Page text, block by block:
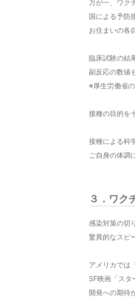
万が一、ワク
国による予防
お住まいの各
臨床試験の結
副反応の数値
※厚生労働省
接種の目的を
接種による科
ご自身の体調
３．ワク
感染対策の切
驚異的なスピ
アメリカでは
SF映画「スタ
開発への期待